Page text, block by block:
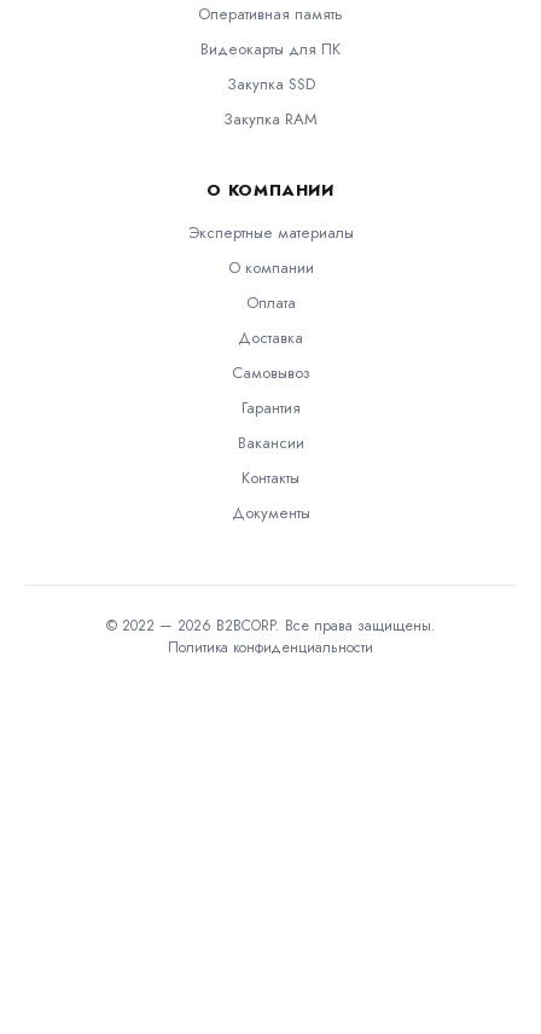
Оперативная память
Видеокарты для ПК
Закупка SSD
Закупка RAM
О КОМПАНИИ
Экспертные материалы
О компании
Оплата
Доставка
Самовывоз
Гарантия
Вакансии
Контакты
Документы
© 2022 — 2026 B2BCORP. Все права защищены.
Политика конфиденциальности